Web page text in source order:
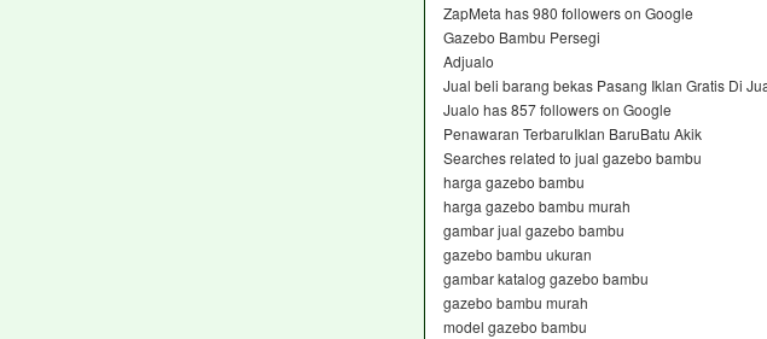
ZapMeta has 980 followers on Google
Gazebo Bambu Persegi‎
Adjualo ‎
Jual beli barang bekas Pasang Iklan Gratis Di
Jualo has 857 followers on Google
Penawaran TerbaruIklan BaruBatu Akik
Searches related to jual gazebo bambu
harga gazebo bambu
harga gazebo bambu murah
gambar jual gazebo bambu
gazebo bambu ukuran
gambar katalog gazebo bambu
gazebo bambu murah
model gazebo bambu